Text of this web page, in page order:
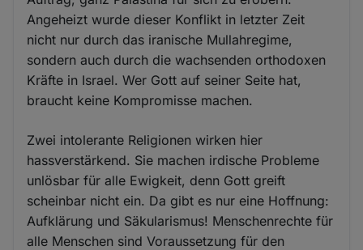
Angeheizt wurde dieser Konflikt in letzter Zeit
nicht nur durch das iranische Mullahregime,
sondern auch durch die wachsenden orthodoxen
Kräfte in Israel. Wer Gott auf seiner Seite hat,
braucht keine Kompromisse machen.
Zwei intolerante Religionen wirken hier
hassverstärkend. Sie machen irdische Probleme
unlösbar für alle Ewigkeit, denn Gott greift
scheinbar nicht ein. Da gibt es nur eine Hoffnung:
Aufklärung und Säkularismus! Menschenrechte für
alle Menschen sind Voraussetzung für den